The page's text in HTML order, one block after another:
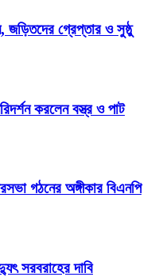
জড়িতদের গ্রেপ্তার ও সুষ্ঠু
করলেন বস্ত্র ও পাট
গঠনের অঙ্গীকার বিএনপি
সরবরাহের দাবি